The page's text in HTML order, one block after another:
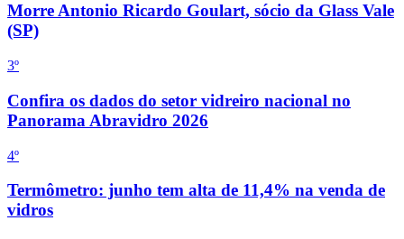
Morre Antonio Ricardo Goulart, sócio da Glass Vale
(SP)
3º
Confira os dados do setor vidreiro nacional no
Panorama Abravidro 2026
4º
Termômetro: junho tem alta de 11,4% na venda de
vidros